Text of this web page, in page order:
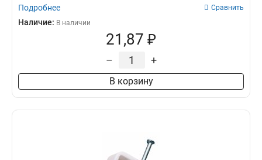
Подробнее Сравнить
Наличие: В наличии
21,87 ₽
– +
В корзину